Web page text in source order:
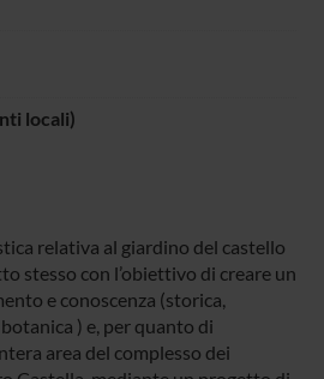
locali)
relativa al giardino del castello
stesso con l’obiettivo di creare un
e conoscenza (storica,
) e, per quanto di
area del complesso dei